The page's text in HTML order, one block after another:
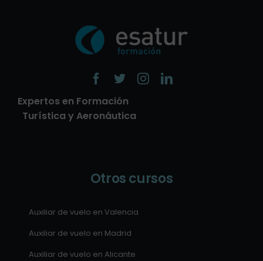
Expertos en Formación
Turística y Aeronáutica
Otros cursos
Auxiliar de vuelo en Valencia
Auxiliar de vuelo en Madrid
Auxiliar de vuelo en Alicante